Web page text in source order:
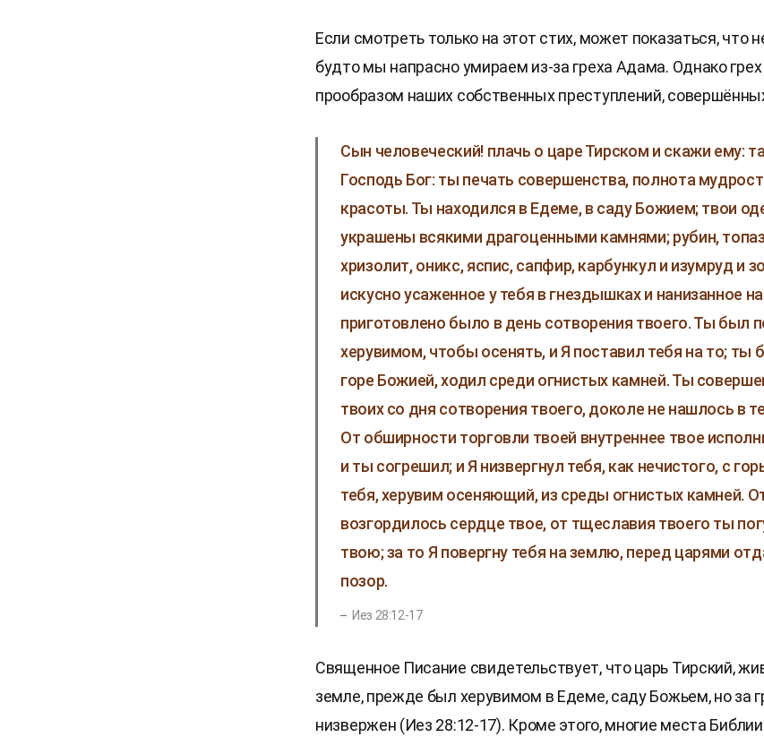
Если смотреть только на этот стих, может показаться, что
будто мы напрасно умираем из-за греха Адама. Однако
прообразом наших собственных преступлений,
Сын человеческий! плачь о царе Тирском и скажи ему:
Господь Бог: ты печать совершенства, полнота
красоты. Ты находился в Едеме, в саду Божием; твои
украшены всякими драгоценными камнями; рубин,
хризолит, оникс, яспис, сапфир, карбункул и изумруд и
искусно усаженное у тебя в гнездышках и нанизанное
приготовлено было в день сотворения твоего. Ты был
херувимом, чтобы осенять, и Я поставил тебя на то; ты
горе Божией, ходил среди огнистых камней. Ты
твоих со дня сотворения твоего, доколе не нашлось в
От обширности торговли твоей внутреннее твое
и ты согрешил; и Я низвергнул тебя, как нечистого, с
тебя, херувим осеняющий, из среды огнистых камней.
возгордилось сердце твое, от тщеславия твоего ты
твою; за то Я повергну тебя на землю, перед царями
позор.
​Иез 28:12-17
Священное Писание свидетельствует, что царь Тирский,
земле, прежде был херувимом в Едеме, саду Божьем, но за
низвержен (Иез 28:12-17). Кроме этого, многие места